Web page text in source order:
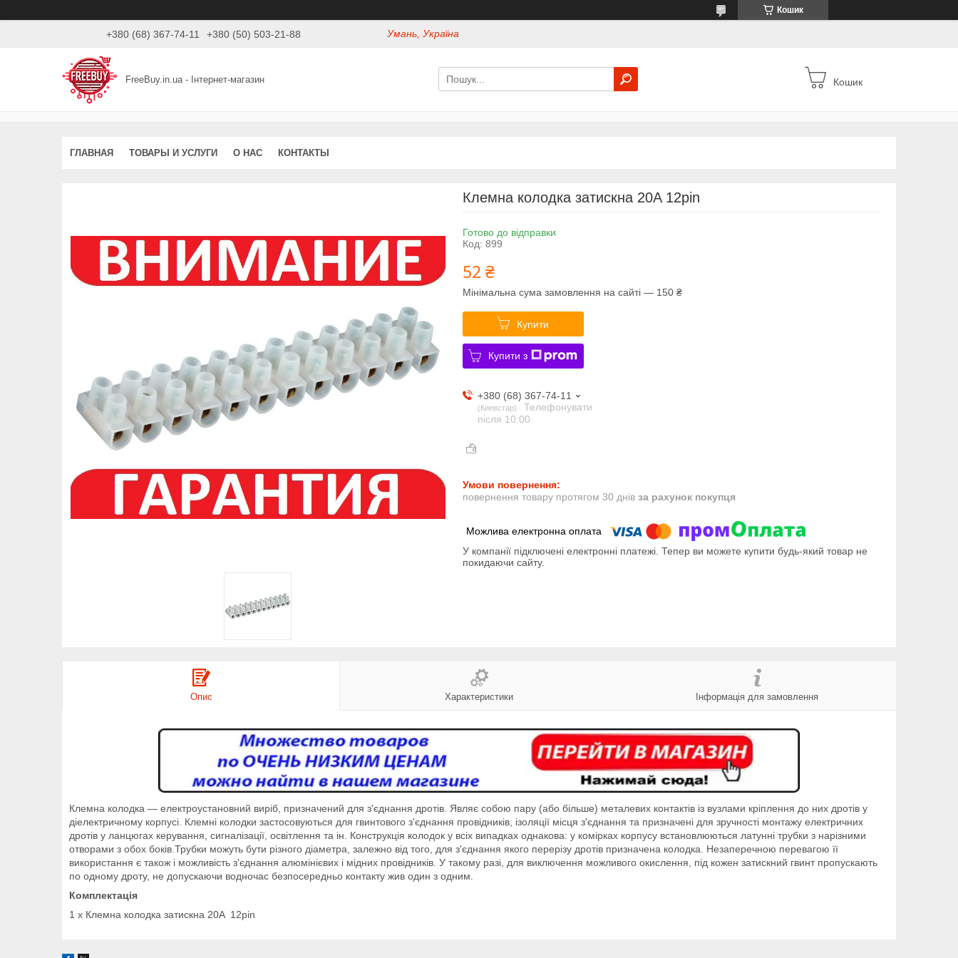
Кошик
+380 (68) 367-74-11 +380 (50) 503-21-88 Умань, Україна
FreeBuy.in.ua - Інтернет-магазин Кошик
ГЛАВНАЯ ТОВАРЫ И УСЛУГИ О НАС КОНТАКТЫ
Клемна колодка затискна 20A 12рin
Готово до відправки
Код: 899
52 ₴
Мінімальна сума замовлення на сайті — 150 ₴
Купити
Купити з
+380 (68) 367-74-11
Киевстар
Телефонувати
після 10:00
повернення товару протягом 30 днів за рахунок покупця
У компанії підключені електронні платежі. Тепер ви можете купити будь-який товар не
покидаючи сайту.
Опис Характеристики Інформація для замовлення
Клемна колодка — електроустановний виріб, призначений для з'єднання дротів. Являє собою пару (або більше) металевих контактів із вузлами кріплення до них дротів у
діелектричному корпусі. Клемні колодки застосовуються для гвинтового з'єднання провідників, ізоляції місця з'єднання та призначені для зручності монтажу електричних
дротів у ланцюгах керування, сигналізації, освітлення та ін. Конструкція колодок у всіх випадках однакова: у комірках корпусу встановлюються латунні трубки з нарізними
отворами з обох боків.Трубки можуть бути різного діаметра, залежно від того, для з'єднання якого перерізу дротів призначена колодка. Незаперечною перевагою її
використання є також і можливість з'єднання алюмінієвих і мідних провідників. У такому разі, для виключення можливого окислення, під кожен затискний гвинт пропускають
по одному дроту, не допускаючи водночас безпосередньо контакту жив один з одним.
Комплектація
1 х Клемна колодка затискна 20A 12рin